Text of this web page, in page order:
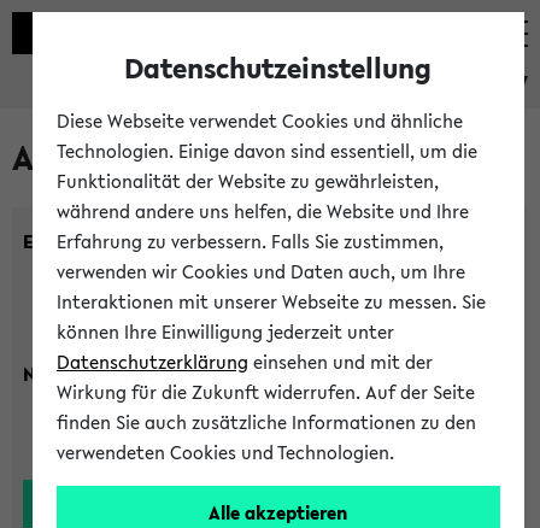
eKVV
Alle Lehrenden
Einrichtung:
Nachname:
Datenschutzeinstellung
Diese Webseite verwendet Cookies und ähnliche
Technologien. Einige davon sind essentiell, um die
Funktionalität der Website zu gewährleisten,
während andere uns helfen, die Website und Ihre
Erfahrung zu verbessern. Falls Sie zustimmen,
verwenden wir Cookies und Daten auch, um Ihre
Interaktionen mit unserer Webseite zu messen. Sie
können Ihre Einwilligung jederzeit unter
Datenschutzerklärung einsehen und mit der
Wirkung für die Zukunft widerrufen. Auf der Seite
finden Sie auch zusätzliche Informationen zu den
verwendeten Cookies und Technologien.
Alle akzeptieren